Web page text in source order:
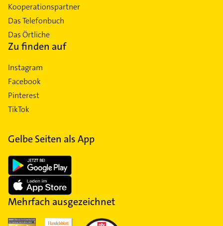
Kooperationspartner
Das Telefonbuch
Das Örtliche
Zu finden auf
Instagram
Facebook
Pinterest
TikTok
Gelbe Seiten als App
Mehrfach ausgezeichnet